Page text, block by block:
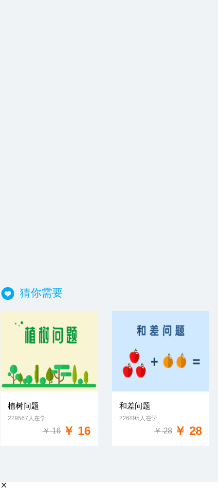
猜你需要
免费试学
植树问题
229567人在学
￥ 16 ￥ 16
免费试学
和差问题
226895人在学
￥ 28 ￥ 28